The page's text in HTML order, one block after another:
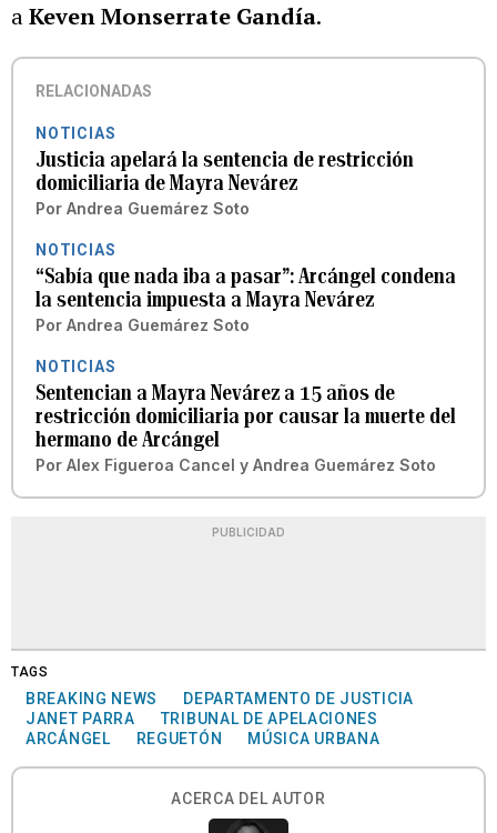
aKeven Monserrate Gandía.
RELACIONADAS
NOTICIAS
Justicia apelará la sentencia de restricción
domiciliaria de Mayra Nevárez
Por Andrea Guemárez Soto
NOTICIAS
“Sabía que nada iba a pasar”: Arcángel condena
la sentencia impuesta a Mayra Nevárez
Por Andrea Guemárez Soto
NOTICIAS
Sentencian a Mayra Nevárez a 15 años de
restricción domiciliaria por causar la muerte del
hermano de Arcángel
Por Alex Figueroa Cancel y Andrea Guemárez Soto
PUBLICIDAD
TAGS
BREAKING NEWS
DEPARTAMENTO DE JUSTICIA
JANET PARRA
TRIBUNAL DE APELACIONES
ARCÁNGEL
REGUETÓN MÚSICA URBANA
ACERCA DEL AUTOR